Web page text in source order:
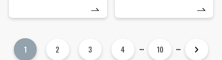
InstagramLIVE】（第45
回CHARIS定期勉強会 イ
しました。
回CHARIS定期勉強会
ZOOMセミナー）※終了
1 2 3 4 ... 10 ... Next